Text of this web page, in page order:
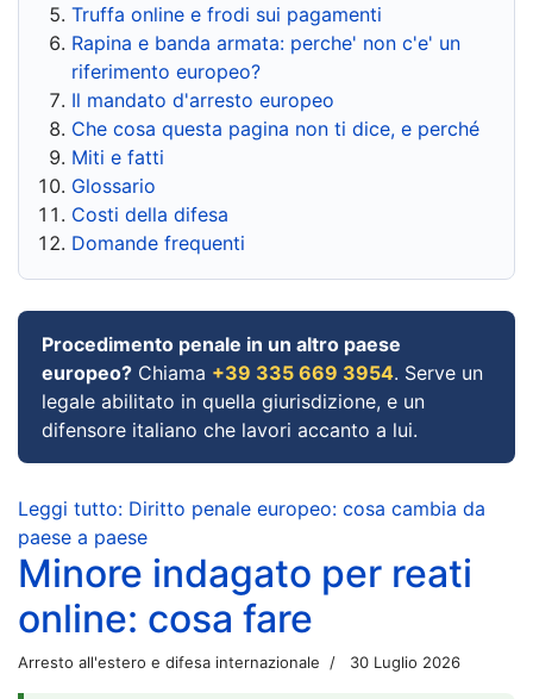
Truffa online e frodi sui pagamenti
Rapina e banda armata: perche' non c'e' un
riferimento europeo?
Il mandato d'arresto europeo
Che cosa questa pagina non ti dice, e perché
Miti e fatti
Glossario
Costi della difesa
Domande frequenti
Procedimento penale in un altro paese
europeo? Chiama +39 335 669 3954. Serve un
legale abilitato in quella giurisdizione, e un
difensore italiano che lavori accanto a lui.
Leggi tutto: Diritto penale europeo: cosa cambia da
paese a paese
Minore indagato per reati
online: cosa fare
Arresto all'estero e difesa internazionale 30 Luglio 2026